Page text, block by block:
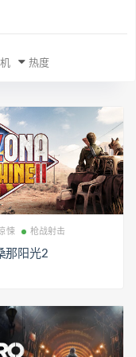
热度
悚 枪战射击
那阳光2